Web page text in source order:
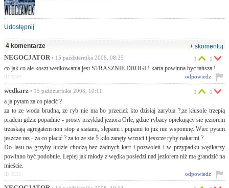
Udostępnij
4 komentarze
+ skomentuj
NEGOCJATOR • 15 października 2008, 08:25
co jak co ale koszt wedkowania jest STRASZNIE DROGI ! karta powinna byc tańsza !
1 1
odpowiedz
ID:3229
wedkarz • 15 października 2008, 10:11
a ja pytam za co płacić ?
za to ze woda brudna, ze ryb nie ma bo przecież kto dzisiaj zarybia ?,ze kłusole trzepią
prądem gdzie popadnie - prosty przykład jeziora Orle, gdzie rybacy opiekujący sie jeziorem
trzaskają agregatem non stop a siatami, słępami i pupami to już nie wspomnę. Wiec pytam
jeszcze raz - za co płacić ? za to ze sie 5 kilo zanęty wrzuci i jeszcze ryby nakarmi ?
Do lasu na grzyby ludzie chodzą bez żadnych kart i pozwoleń i w przypadku wędkarzy
powinno być podobnie. Lepiej jak młody z wędka posiedzi nad jeziorem niż ma grandzić na
mieście.
1 1
odpowiedz
ID:3235